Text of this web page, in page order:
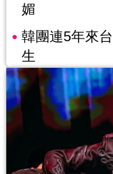
媚
韓團連5年來
生